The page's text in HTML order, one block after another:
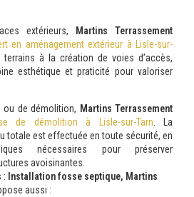
extérieurs, Martins Terrassement
en aménagement extérieur à Lisle-sur-
terrains à la création de voies d’accès,
esthétique et praticité pour valoriser
ou de démolition, Martins Terrassement
de démolition à Lisle-sur-Tarn . La
totale est effectuée en toute sécurité, en
nécessaires pour préserver
avoisinantes.
: Installation fosse septique, Martins
aussi :